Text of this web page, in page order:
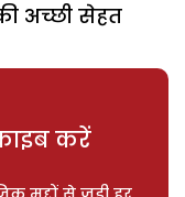
अच्छी सेहत
करें